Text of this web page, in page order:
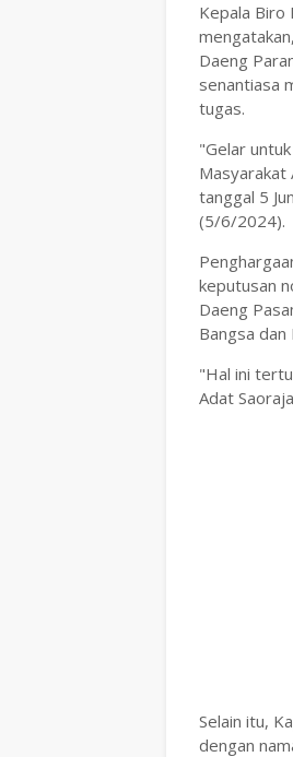
Kepala Biro
Daeng
senantiasa
tugas.
"Gelar
Masyarakat
tanggal 5
(5/6/2024).
keputusan
Daeng
Bangsa dan
"Hal ini
Adat
Selain itu,
dengan